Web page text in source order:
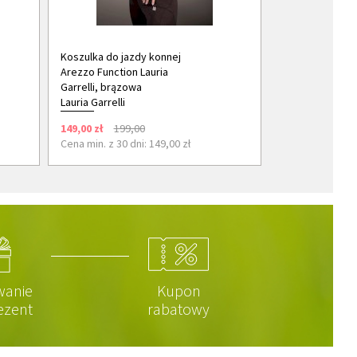
Koszulka do jazdy konnej
Arezzo Function Lauria
Garrelli, brązowa
Lauria Garrelli
149,00 zł
199,00
Cena min. z 30 dni: 149,00 zł
Kupon
rabatowy